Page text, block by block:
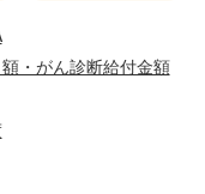
・がん診断給付金額